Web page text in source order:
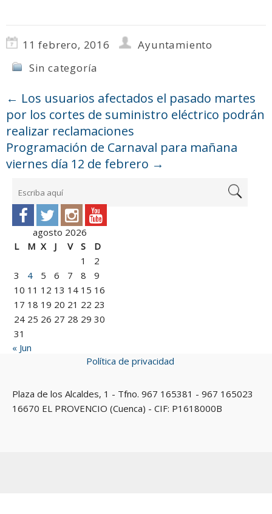
11 febrero, 2016
Ayuntamiento
Sin categoría
← Los usuarios afectados el pasado martes
por los cortes de suministro eléctrico podrán
realizar reclamaciones
Programación de Carnaval para mañana
viernes día 12 de febrero →
agosto 2026
L
M X J V S
D
1
2
3
4 5 6 7 8
9
10 11 12 13 14 15 16
17 18 19 20 21 22 23
24 25 26 27 28 29 30
31
« Jun
Política de privacidad
Plaza de los Alcaldes, 1 - Tfno. 967 165381 - 967 165023
16670 EL PROVENCIO (Cuenca) - CIF: P1618000B